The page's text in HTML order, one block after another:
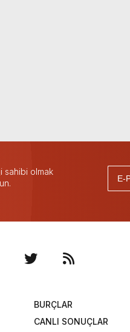
sahibi olmak
BURÇLAR
CANLI SONUÇLAR